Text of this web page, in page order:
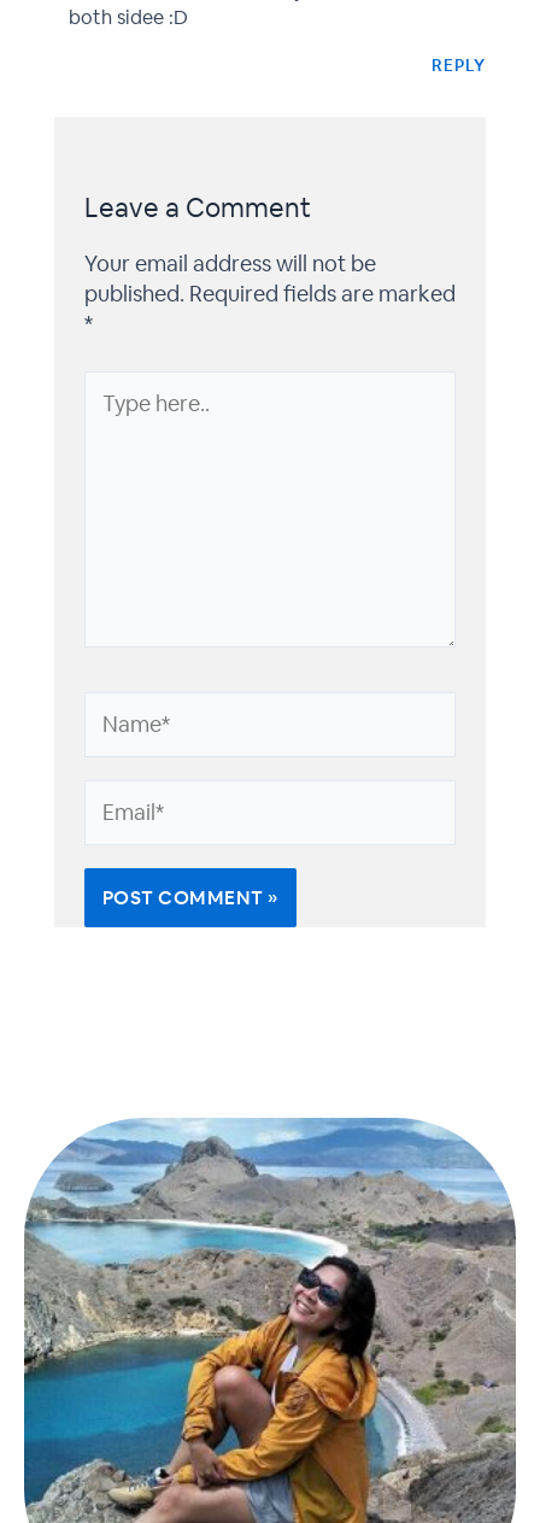
both sidee :D
REPLY
Leave a Comment
Your email address will not be
published. Required fields are marked
*
here..